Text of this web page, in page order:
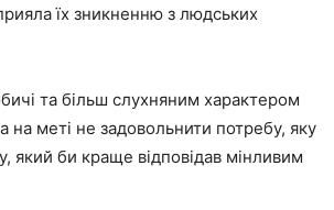
їх зникненню з людських
та більш слухняним характером
меті не задовольнити потребу, яку
який би краще відповідав мінливим